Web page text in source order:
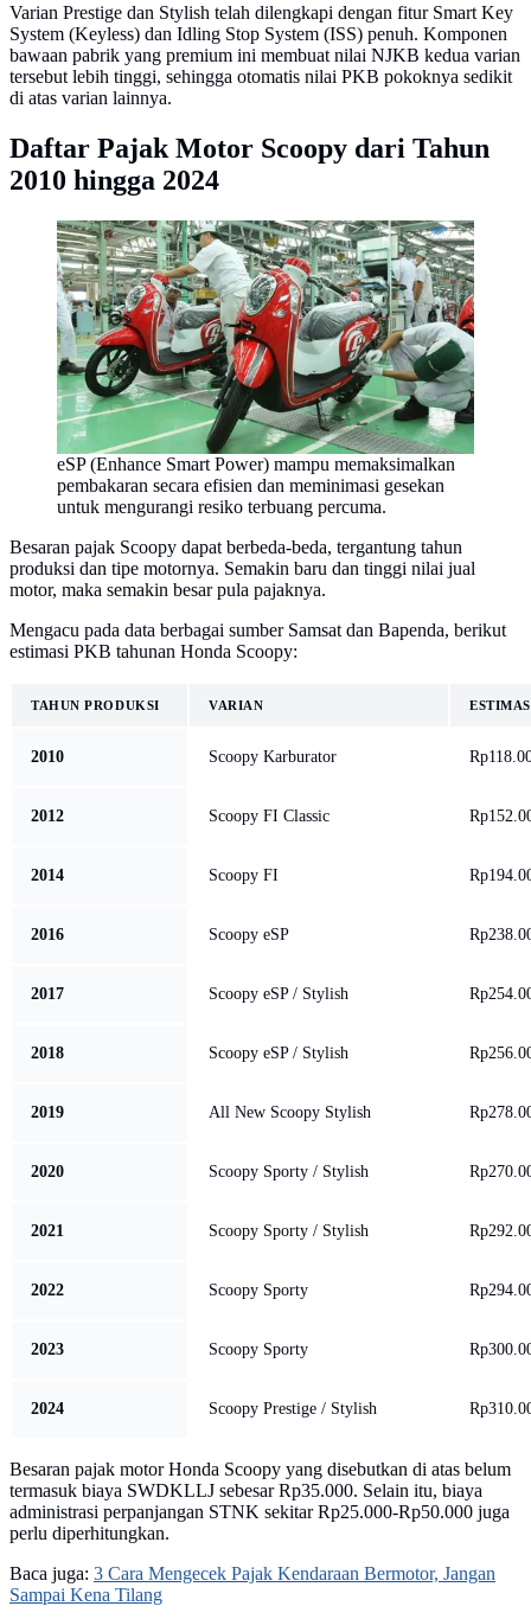
Varian Prestige dan Stylish telah dilengkapi dengan fitur Smart Key
System (Keyless) dan Idling Stop System (ISS) penuh. Komponen
bawaan pabrik yang premium ini membuat nilai NJKB kedua varian
tersebut lebih tinggi, sehingga otomatis nilai PKB pokoknya sedikit
di atas varian lainnya.
Daftar Pajak Motor Scoopy dari Tahun
2010 hingga 2024
eSP (Enhance Smart Power) mampu memaksimalkan
pembakaran secara efisien dan meminimasi gesekan
untuk mengurangi resiko terbuang percuma.
Besaran pajak Scoopy dapat berbeda-beda, tergantung tahun
produksi dan tipe motornya. Semakin baru dan tinggi nilai jual
motor, maka semakin besar pula pajaknya.
Mengacu pada data berbagai sumber Samsat dan Bapenda, berikut
estimasi PKB tahunan Honda Scoopy:
TAHUN PRODUKSI VARIAN
2010 Scoopy Karburator
2012 Scoopy FI Classic
2014 Scoopy FI
2016 Scoopy eSP
2017 Scoopy eSP / Stylish
2018 Scoopy eSP / Stylish
2019 All New Scoopy Stylish
2020 Scoopy Sporty / Stylish
2021 Scoopy Sporty / Stylish
2022 Scoopy Sporty
2023 Scoopy Sporty
2024 Scoopy Prestige / Stylish
Besaran pajak motor Honda Scoopy yang disebutkan di atas belum
termasuk biaya SWDKLLJ sebesar Rp35.000. Selain itu, biaya
administrasi perpanjangan STNK sekitar Rp25.000-Rp50.000 juga
perlu diperhitungkan.
Baca juga: 3 Cara Mengecek Pajak Kendaraan Bermotor, Jangan
Sampai Kena Tilang